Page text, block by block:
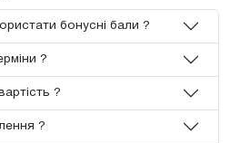
бонусні бали ?
?
?
?